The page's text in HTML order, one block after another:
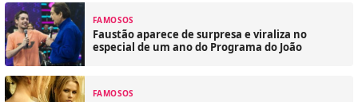
FAMOSOS
Faustão aparece de surpresa e viraliza no
especial de um ano do Programa do João
FAMOSOS